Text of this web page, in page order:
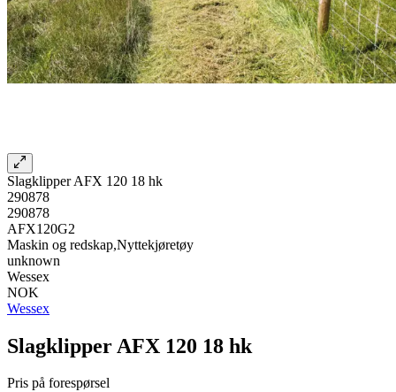
Slagklipper AFX 120 18 hk
290878
290878
AFX120G2
Maskin og redskap,Nyttekjøretøy
unknown
Wessex
NOK
Wessex
Slagklipper AFX 120 18 hk
Pris på forespørsel